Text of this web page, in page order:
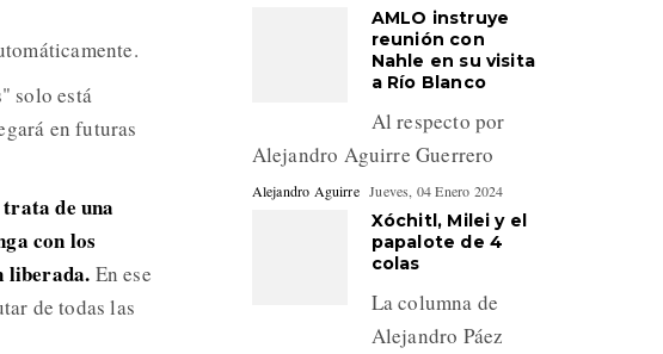
solo está
en futuras
de una
con los
liberada. En ese
de todas las
AMLO instruye
reunión con
Nahle en su visita
a Río Blanco
Al respecto por
Alejandro Aguirre Guerrero
Alejandro Aguirre Jueves, 04 Enero 2024
Xóchitl, Milei y el
papalote de 4
colas
La columna de
Alejandro Páez